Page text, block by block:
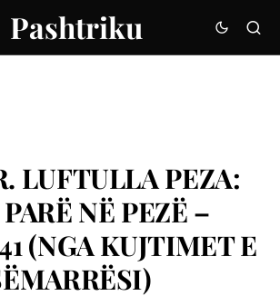
Pashtriku
LUFTULLA PEZA:
NË PEZË –
(NGA KUJTIMET E